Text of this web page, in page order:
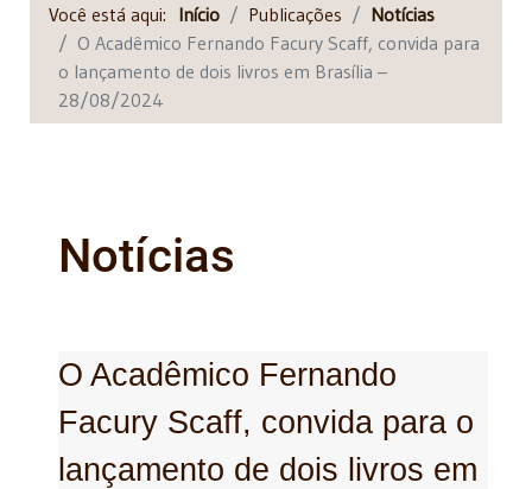
Você está aqui: Início Publicações
Notícias
O Acadêmico Fernando Facury Scaff, convida para
o lançamento de dois livros em Brasília –
28/08/2024
Notícias
O Acadêmico Fernando
Facury Scaff, convida para o
lançamento de dois livros em